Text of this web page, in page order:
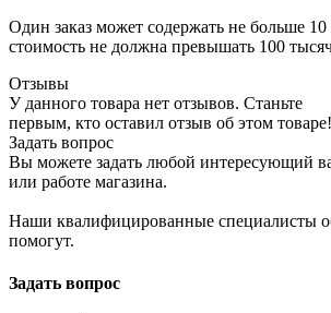
Один заказ может содержать не больше
стоимость не должна превышать 100
Отзывы
У данного товара нет отзывов. Станьте
первым, кто оставил отзыв об этом товаре!
Задать вопрос
Вы можете задать любой интересующий
или работе магазина.
Наши квалифицированные специалисты
помогут.
Задать вопрос